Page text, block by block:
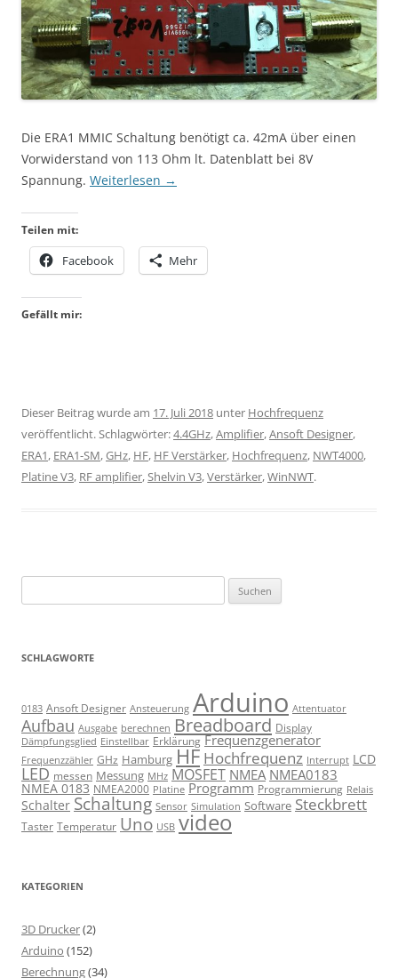
Die ERA1 MMIC Schaltung benötigt ca. 42mA über einen
Vorwiderstand von 113 Ohm lt. Datenblatt bei 8V
Spannung. Weiterlesen →
Teilen mit:
Facebook Mehr
Gefällt mir:
Dieser Beitrag wurde am 17. Juli 2018 unter Hochfrequenz
veröffentlicht. Schlagwörter:4.4GHz,Amplifier,Ansoft Designer,
ERA1, ERA1-SM,GHz, HF, HF Verstärker, Hochfrequenz, NWT4000,
Platine V3, RF amplifier,Shelvin V3,Verstärker,WinNWT.
nach:
SCHLAGWORTE
0183 Ansoft Designer Ansteuerung Arduino Attentuator
Aufbau Ausgabe berechnen Breadboard Display
Dämpfungsglied Einstellbar Erklärung Frequenzgenerator
Frequenzzähler GHz Hamburg HF Hochfrequenz Interrupt LCD
LED messen Messung MHz MOSFET NMEA NMEA0183
NMEA 0183 NMEA2000 Platine Programm Programmierung Relais
Schalter Schaltung Sensor Simulation Software Steckbrett
Taster Temperatur Uno USB video
KATEGORIEN
3D Drucker(2)
Arduino (152)
Berechnung(34)